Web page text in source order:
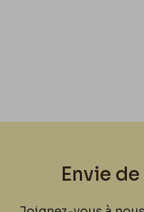
Envie